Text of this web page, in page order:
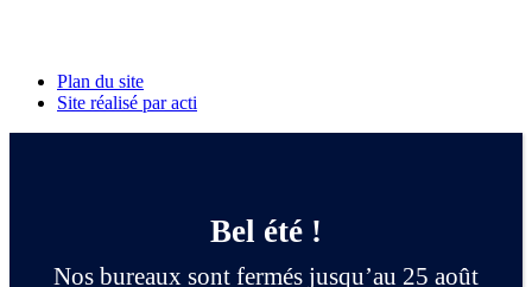
Plan du site
Site réalisé par acti
Bel été !
Nos bureaux sont fermés jusqu’au 25 août